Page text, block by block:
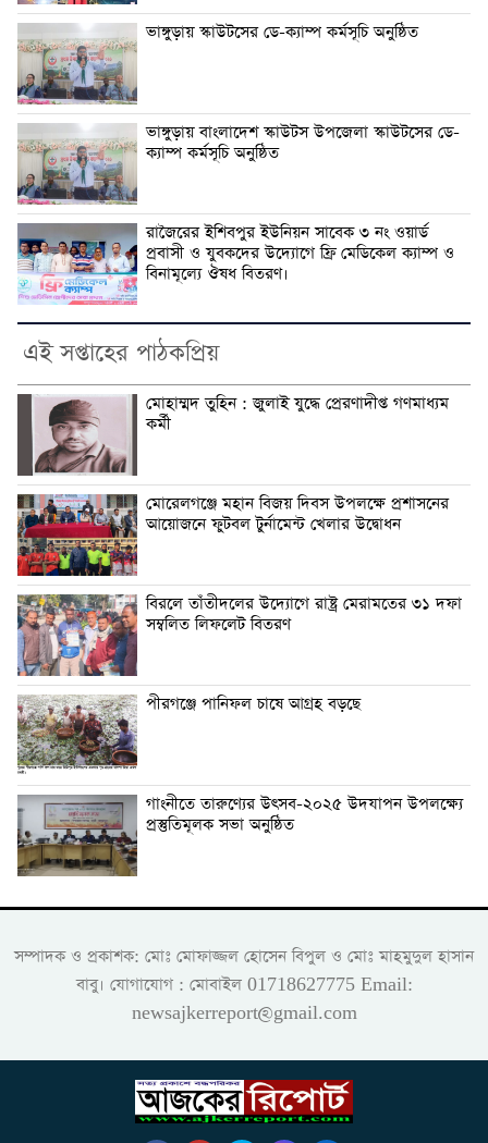
ভাঙ্গুড়ায় স্কাউটসের ডে-ক্যাম্প কর্মসূচি অনুষ্ঠিত
ভাঙ্গুড়ায় বাংলাদেশ স্কাউটস উপজেলা স্কাউটসের ডে-
ক্যাম্প কর্মসূচি অনুষ্ঠিত
রাজৈরের‌ ইশিবপুর ইউনিয়ন সাবেক ৩ নং ওয়ার্ড
প্রবাসী ও যুবকদের উদ্যোগে ফ্রি মেডিকেল ক্যাম্প ও
বিনামূল্যে ঔষধ বিতরণ।
এই সপ্তাহের পাঠকপ্রিয়
মোহাম্মদ তুহিন : জুলাই যুদ্ধে প্রেরণাদীপ্ত গণমাধ্যম
কর্মী
মোরেলগঞ্জে মহান বিজয় দিবস উপলক্ষে প্রশাসনের
আয়োজনে ফুটবল টুর্নামেন্ট খেলার উদ্বোধন
বিরলে তাঁতীদলের উদ্যোগে রাষ্ট্র মেরামতের ৩১ দফা
সম্বলিত লিফলেট বিতরণ
পীরগঞ্জে পানিফল চাষে আগ্রহ বড়ছে
গাংনীতে তারুণ্যের উৎসব-২০২৫ উদযাপন উপলক্ষ্যে
প্রস্তুতিমূলক সভা অনুষ্ঠিত
সম্পাদক ও প্রকাশক: মোঃ মোফাজ্জল হোসেন বিপুল ও মোঃ মাহমুদুল হাসান
বাবু। যোগাযোগ : মোবাইল 01718627775 Email:
newsajkerreport@gmail.com